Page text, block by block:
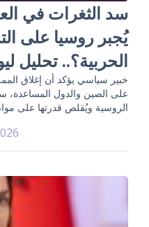
سد الثغرات في
يُجبر روسيا على
الحربية؟.. تحليل
خبير سياسي يؤكد أن إغلاق
على الصين والدول المساعدة،
الروسية ويُقلص قدرتها على